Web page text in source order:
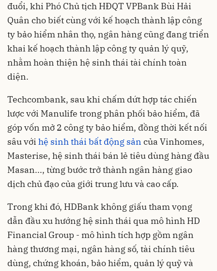
đuổi, khi Phó Chủ tịch HĐQT VPBank Bùi Hải
Quân cho biết cùng với kế hoạch thành lập công
ty bảo hiểm nhân thọ, ngân hàng cũng đang triển
khai kế hoạch thành lập công ty quản lý quỹ,
nhằm hoàn thiện hệ sinh thái tài chính toàn
diện.
Techcombank, sau khi chấm dứt hợp tác chiến
lược với Manulife trong phân phối bảo hiểm, đã
góp vốn mở 2 công ty bảo hiểm, đồng thời kết nối
sâu với hệ sinh thái bất động sản của Vinhomes,
Masterise, hệ sinh thái bán lẻ tiêu dùng hàng đầu
Masan..., từng bước trở thành ngân hàng giao
dịch chủ đạo của giới trung lưu và cao cấp.
Trong khi đó, HDBank không giấu tham vọng
dẫn đầu xu hướng hệ sinh thái qua mô hình HD
Financial Group - mô hình tích hợp gồm ngân
hàng thương mại, ngân hàng số, tài chính tiêu
dùng, chứng khoán, bảo hiểm, quản lý quỹ và